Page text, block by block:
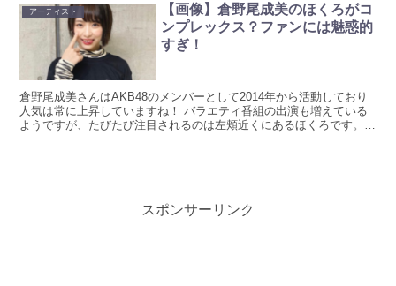
アーティスト
【画像】倉野尾成美のほくろがコ
ンプレックス？ファンには魅惑的
すぎ！
倉野尾成美さんはAKB48のメンバーとして2014年から活動しており
人気は常に上昇していますね！ バラエティ番組の出演も増えている
ようですが、たびたび注目されるのは左頬近くにあるほくろです。
スポンサーリンク